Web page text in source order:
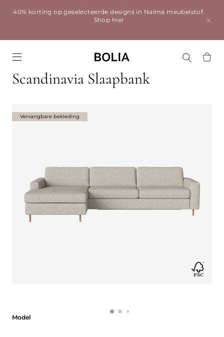
40% korting op geselecteerde designs in Naima meubelstof.
Shop hier
Scandinavia Slaapbank
Model
Vervangbare bekleding